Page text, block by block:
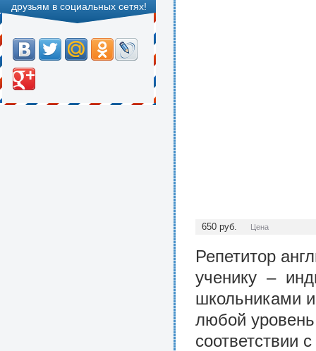
друзьям в социальных сетях!
650 руб. Цена
Репетитор
ученику –
школьниками
любой
соответствии